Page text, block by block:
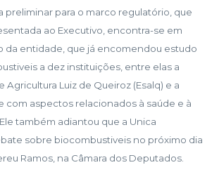
preliminar para o marco regulatório, que
ao Executivo, encontra-se em
da entidade, que já encomendou estudo
a dez instituições, entre elas a
Agricultura Luiz de Queiroz (Esalq) e a
com aspectos relacionados à saúde e à
também adiantou que a Unica
sobre biocombustiveis no próximo dia
Ramos, na Câmara dos Deputados.